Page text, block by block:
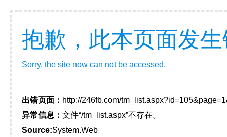
抱歉，此本页面发
Sorry, the site now can not be accessed.
出错页面： http://246fb.com/
异常信息： 文件“/tm_list.aspx”不存在。
Source:System.Web